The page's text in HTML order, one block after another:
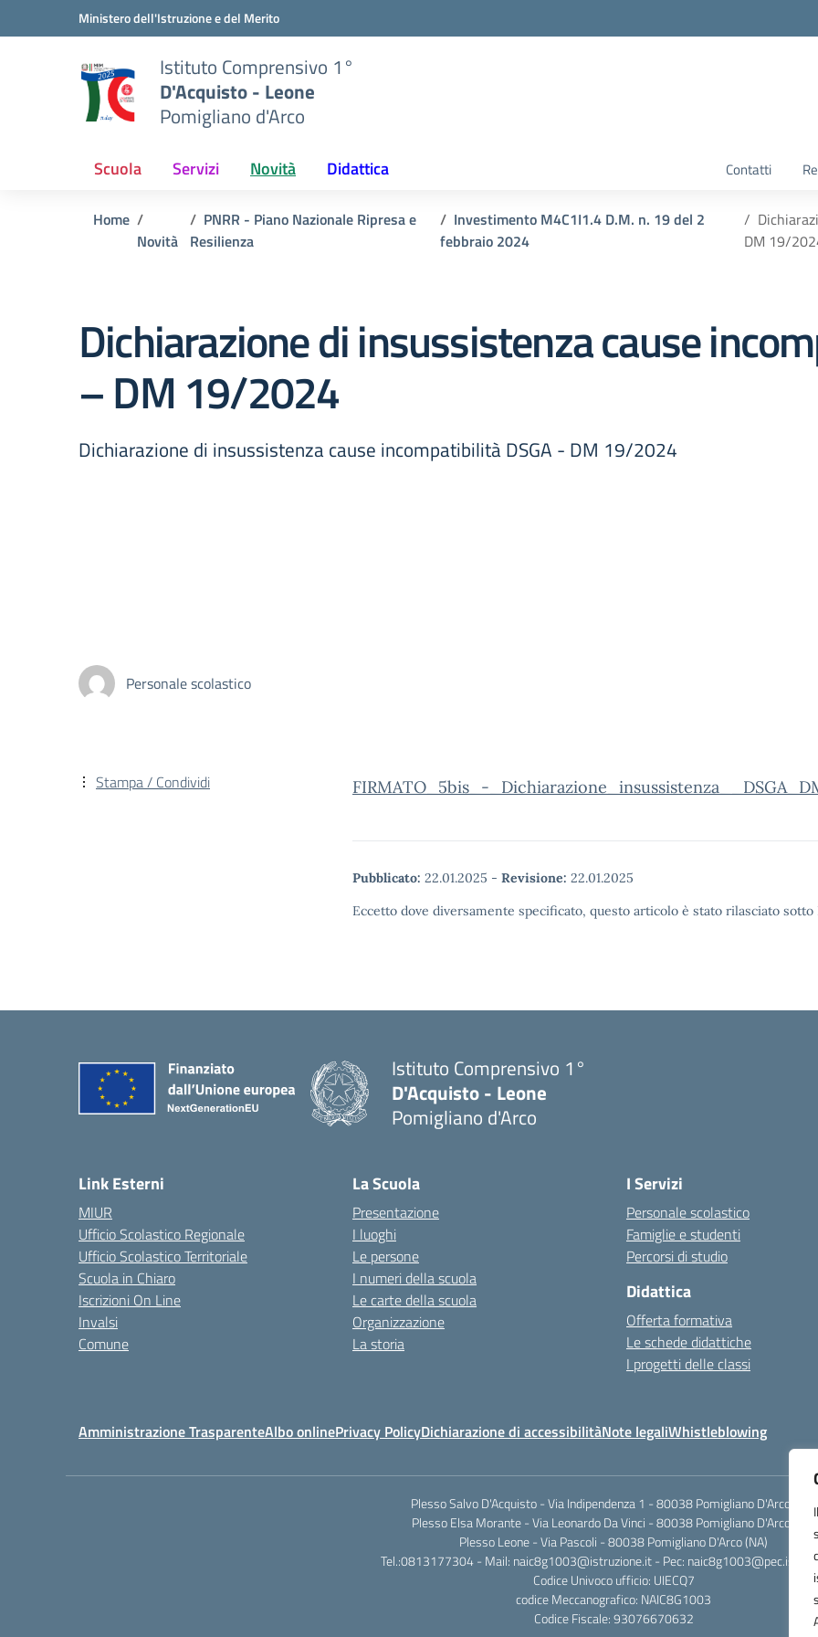
Vai ai contenuti
Vai al menu di navigazioneMinistero dell'Istruzione e del Merito
Istituto Comprensivo 1°
D'Acquisto - Leone
Pomigliano d'Arco
Scuola Servizi Novità Didattica Contatti
Home
Novità
PNRR - Piano Nazionale Ripresa e
Resilienza
Investimento M4C1I1.4 D.M. n. 19 del 2
febbraio 2024
DM 19/
Dichiarazione di insussistenza cause
– DM 19/2024
Dichiarazione di insussistenza cause incompatibilità DSGA - DM 19/2024
Personale scolastico
FIRMATO_5bis_-
Pubblicato: 22.01.2025 - Revisione: 22.01.2025
Eccetto dove diversamente specificato, questo articolo è stato rilasciato
Stampa / Condividi
Istituto Comprensivo 1°
D'Acquisto - Leone
Pomigliano d'Arco
Link Esterni
MIUR
Ufficio Scolastico Regionale
Ufficio Scolastico Territoriale
Scuola in Chiaro
Iscrizioni On Line
Invalsi
Comune
La Scuola
Presentazione
I luoghi
Le persone
I numeri della scuola
Le carte della scuola
Organizzazione
La storia
I Servizi
Personale scolastico
Famiglie e studenti
Percorsi di studio
Didattica
Offerta formativa
Le schede didattiche
I progetti delle classi
Amministrazione TrasparenteAlbo onlinePrivacy PolicyDichiarazione di accessibilitàNote legaliWhistleblowing
Plesso Salvo D'Acquisto - Via Indipendenza 1 - 80038 Pomigliano D'Arco (NA)
Plesso Elsa Morante - Via Leonardo Da Vinci - 80038 Pomigliano D'Arco (NA)
Plesso Leone - Via Pascoli - 80038 Pomigliano D'Arco (NA)
Tel.:0813177304 - Mail: naic8g1003@istruzione.it - Pec:
Codice Univoco ufficio: UIECQ7
codice Meccanografico: NAIC8G1003
Codice Fiscale: 93076670632